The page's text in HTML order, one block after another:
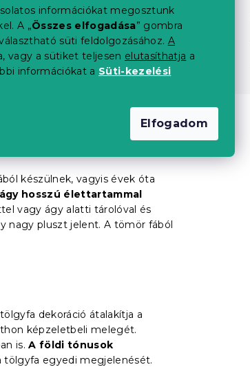
információkat megosztunk
A „Összes elfogadása” gombra
süti feldolgozásához. A
vagy a sütiket teljesen elutasíthatja a
információkat a Süti-kezelési
Elfogadom
klasszikus ágyak általában
ráhelyezik.Érdekes dizájnnal és
Ne essen kétségbe. A
készülnek, vagyis évek óta
hosszú élettartammal
vagy ágy alatti tárolóval és
nagy pluszt jelent. A tömör fából
dekoráció átalakítja a
képzeletbeli melegét.
is.A földi tónusok
tölgyfa egyedi megjelenését.
Magasság a